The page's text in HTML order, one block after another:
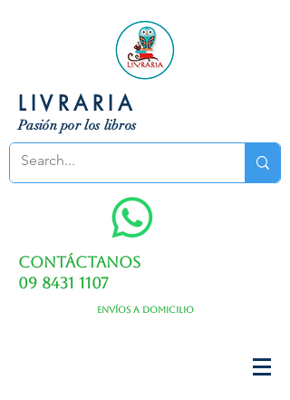
LIVRARIA
Pasión por los libros
Contáctanos
09 8431 1107
Envíos a domicilio